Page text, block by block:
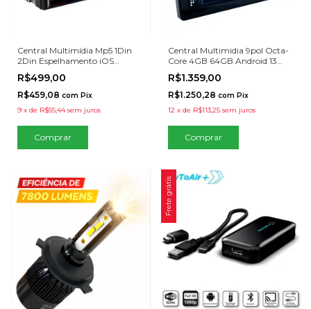
Central Multimídia Mp5 1Din
2Din Espelhamento iOS
Android BT
R$499,00
R$459,08 com Pix
9 x de R$55,44 sem juros
Central Multimidia 9pol Octa-
Core 4GB 64GB Android 13
Carplay Android Auto
R$1.359,00
R$1.250,28 com Pix
12 x de R$113,25 sem juros
Frete grátis